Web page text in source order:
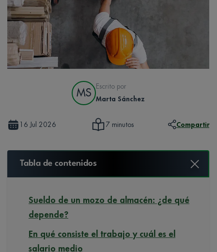
MS
Escrito por
Marta Sánchez
16 Jul 2026 7 minutos Compartir
Tabla de contenidos
Sueldo de un mozo de almacén: ¿de qué
depende?
En qué consiste el trabajo y cuál es el
salario medio